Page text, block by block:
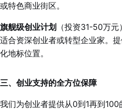
或特色商业街区。
旗舰级创业计划
（投资31-50万元）
适合资深创业者或转型企业家。
化地标位置。
三、创业支持的全方位保障
我们为创业者提供从0到1再到100